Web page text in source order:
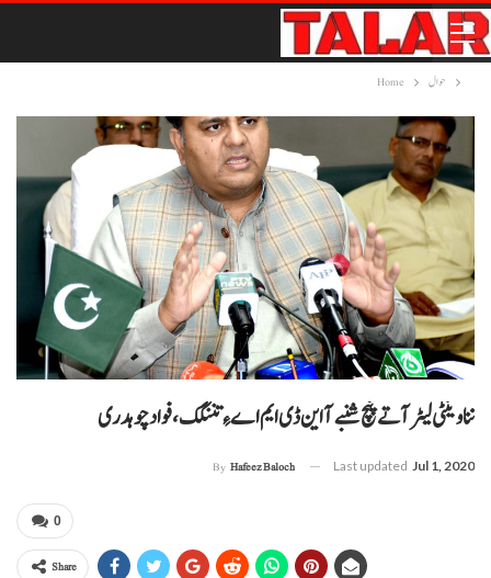
Home حوال
ننا وینٹی لیٹر آتے پنچ شنبے آ این ڈی ایم اے ءِ تننگک، فواد چوہدری
By Hafeez Baloch Last updated Jul 1, 2020
0
Share